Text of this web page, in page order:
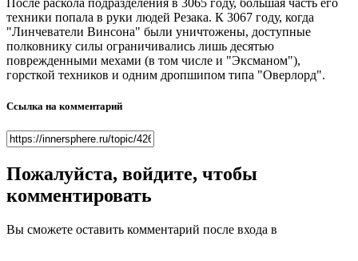
техники попала в руки людей Резака. К 3067 году, когда
"Линчеватели Винсона" были уничтожены, доступные
полковнику силы ограничивались лишь десятью
поврежденными мехами (в том числе и "Эксманом"),
горсткой техников и одним дропшипом типа "Оверлорд".
Ссылка на комментарий
Пожалуйста, войдите, чтобы
комментировать
Вы сможете оставить комментарий после входа в